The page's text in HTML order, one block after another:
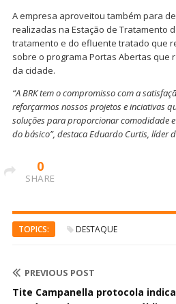
A empresa aproveitou também para
realizadas na Estação de Tratamento
tratamento e do efluente tratado que
sobre o programa Portas Abertas que
da cidade.
“A BRK tem o compromisso com a
reforçarmos nossos projetos e inciativas
soluções para proporcionar comodidade
do básico”, destaca Eduardo Curtis, líder
0
SHARE
TOPICS: DESTAQUE
PREVIOUS POST
Tite Campanella protocola